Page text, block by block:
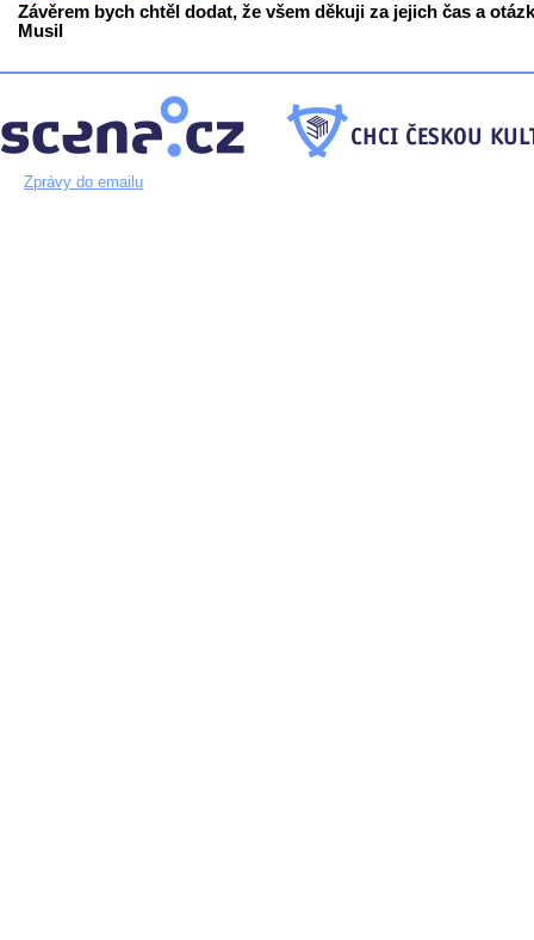
Závěrem bych chtěl dodat, že všem děkuji za jejich čas a
Musil
Zprávy do emailu